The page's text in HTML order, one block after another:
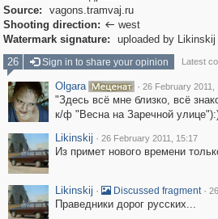
Source:
vagons.tramvaj.ru
Shooting direction:  west
Watermark signature:
uploaded by Likinskij
26
Sign in to share your opinion Latest
Olgara · 26 February 2011,
"Здесь всё мне близко, всё
к/ф "Весна на Заречной
Likinskij · 26 February 2011, 15:17
Из примет нового времени
Likinskij · Discussed fragment ·
Праведники дорог русских...